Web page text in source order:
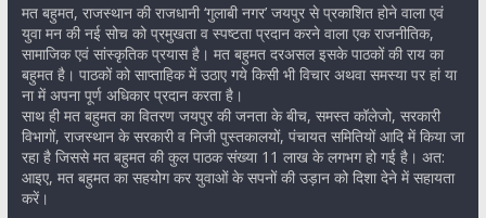
मत बहुमत, राजस्थान की राजधानी ‘गुलाबी नगर’ जयपुर से प्रकाशित होने वाला एवं
युवा मन की नई सोच को प्रमुखता व स्पष्टता प्रदान करने वाला एक राजनीतिक,
सामाजिक एवं सांस्कृतिक प्रयास है। मत बहुमत दरअसल इसके पाठकों की राय का
बहुमत है। पाठकों को साप्ताहिक में उठाए गये किसी भी विचार अथवा समस्या पर हां या
ना में अपना पूर्ण अधिकार प्रदान करता है।
साथ ही मत बहुमत का वितरण जयपुर की जनता के बीच, समस्त कॉलेजो, सरकारी
विभागों, राजस्थान के सरकारी व निजी पुस्तकालयों, पंचायत समितियों आदि में किया जा
रहा है जिससे मत बहुमत की कुल पाठक संख्या 11 लाख के लगभग हो गई है। अत:
आइए, मत बहुमत का सहयोग कर युवाओं के सपनों की उड़ान को दिशा देने में सहायता
करें।